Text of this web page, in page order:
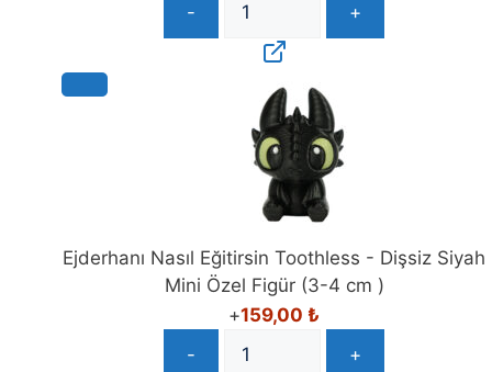
-
+
Ejderhanı Nasıl Eğitirsin Toothless - Dişsiz Siyah
Mini Özel Figür (3-4 cm )
+159,00 ₺
-
+